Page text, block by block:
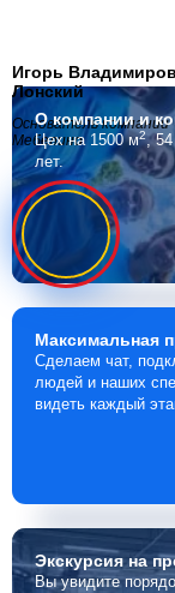
Игорь
Лонский
Основатель компании
Мебелино
О компаниии
Цех на 1500 м2, 54
лет.
Максимальная
Сделаем чат,
людей и наших
видеть каждый
Экскурсияна
Вы увидите